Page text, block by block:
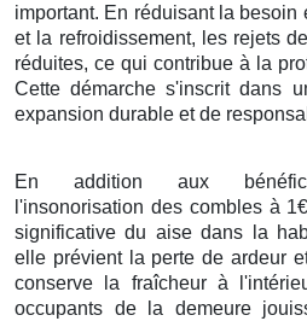
important. En réduisant la besoin
et la refroidissement, les rejets
réduites, ce qui contribue à la
Cette démarche s'inscrit dans
expansion durable et de
En addition aux
l'insonorisation des combles à
significative du aise dans la
elle prévient la perte de ardeur
conserve la fraîcheur à
occupants de la demeure